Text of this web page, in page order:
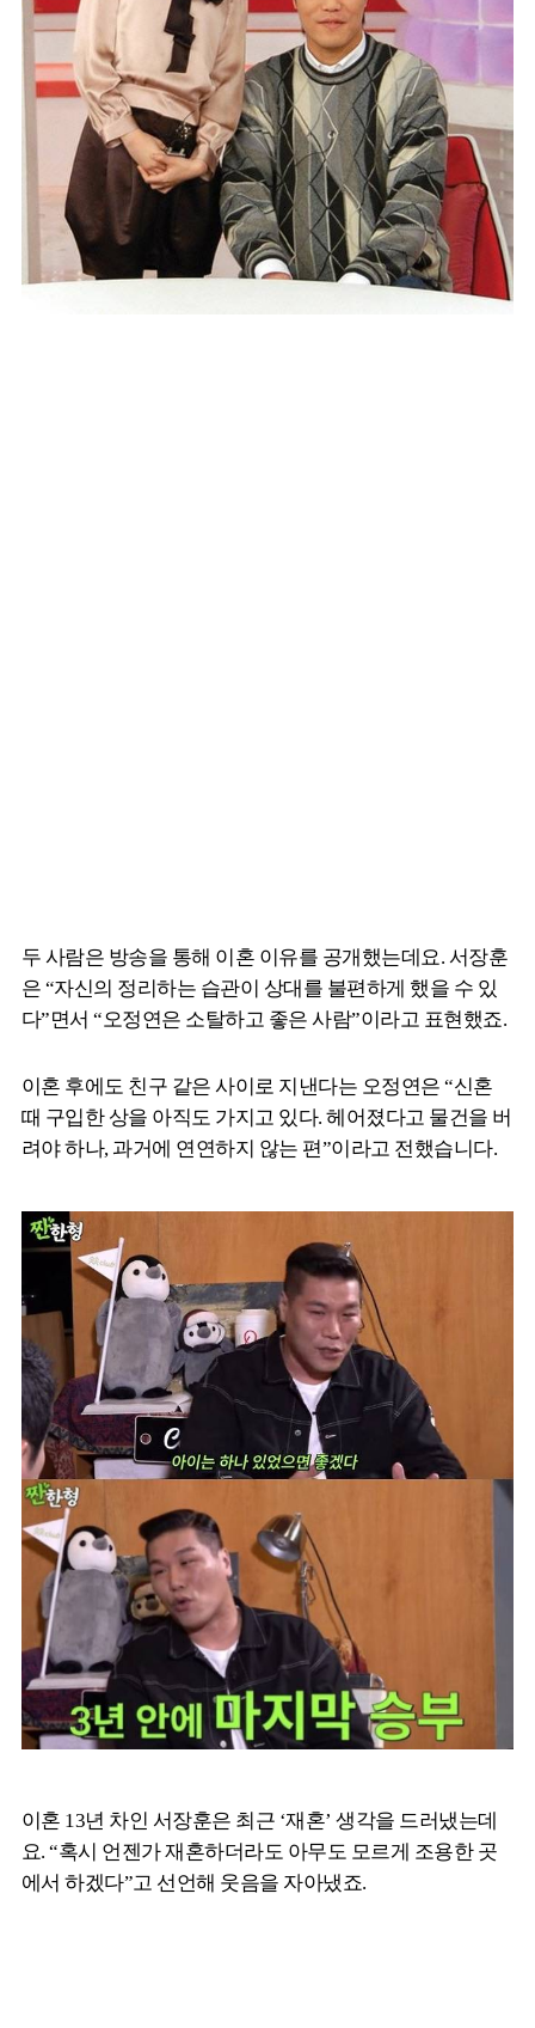
두 사람은 방송을 통해 이혼 이유를 공개했는데요. 서장훈
은 “자신의 정리하는 습관이 상대를 불편하게 했을 수 있
다”면서 “오정연은 소탈하고 좋은 사람”이라고 표현했죠.
이혼 후에도 친구 같은 사이로 지낸다는 오정연은 “신혼
때 구입한 상을 아직도 가지고 있다. 헤어졌다고 물건을 버
려야 하나, 과거에 연연하지 않는 편”이라고 전했습니다.
이혼 13년 차인 서장훈은 최근 ‘재혼’ 생각을 드러냈는데
요. “혹시 언젠가 재혼하더라도 아무도 모르게 조용한 곳
에서 하겠다”고 선언해 웃음을 자아냈죠.